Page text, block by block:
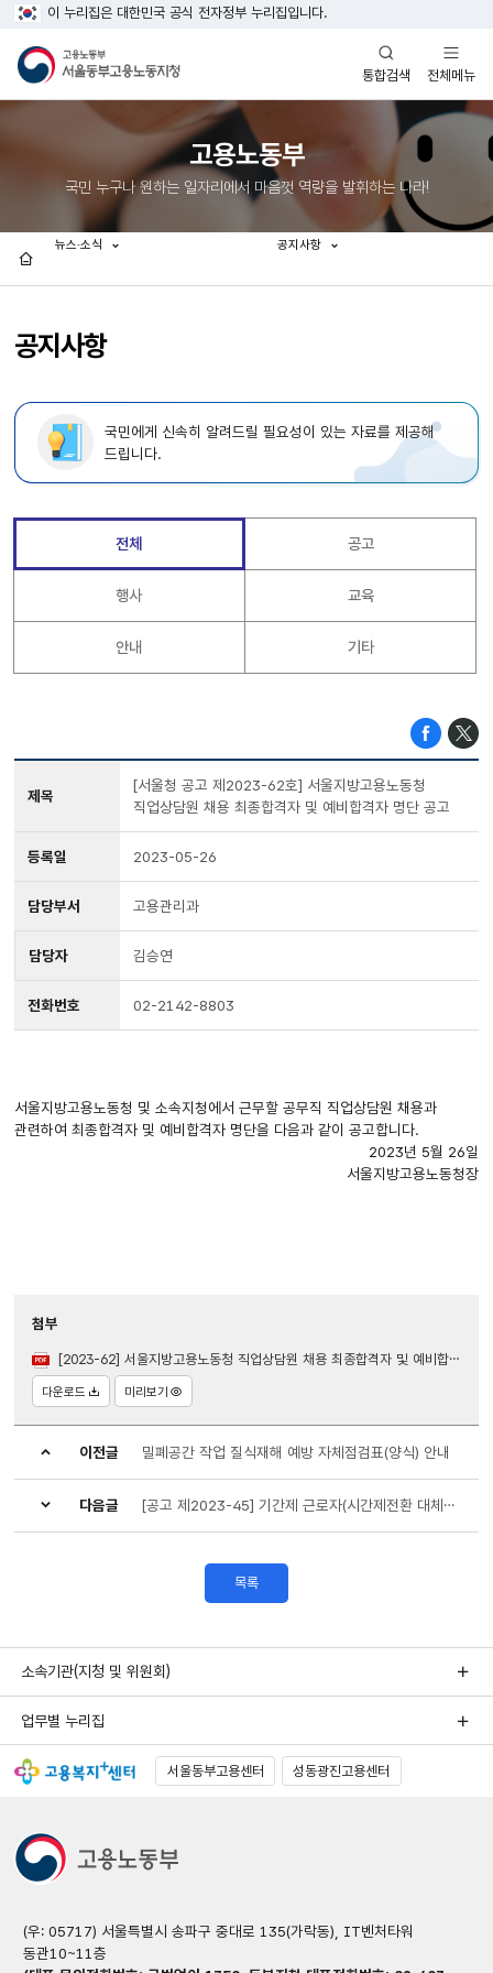
이 누리집은 대한민국 공식 전자정부 누리집입니다.
통합검색
열기
전체메뉴
열기
고용노동부
국민 누구나 원하는 일자리에서 마음껏 역량을 발휘하는 나라!
공지사항
뉴스·소식 공지사항
국민에게 신속히 알려드릴 필요성이 있는 자료를 제공해
드립니다.
전체 공고
행사 교육
안내 기타
제목
[서울청 공고 제2023-62호] 서울지방고용노동청
직업상담원 채용 최종합격자 및 예비합격자 명단 공고
등록일 2023-05-26
담당부서 고용관리과
담당자 김승연
전화번호 02-2142-8803
서울지방고용노동청 및 소속지청에서 근무할 공무직 직업상담원 채용과
관련하여 최종합격자 및 예비합격자 명단을 다음과 같이 공고합니다.
2023년 5월 26일
서울지방고용노동청장
첨부
[2023-62] 서울지방고용노동청 직업상담원 채용 최종합격자 및 예비합격자 명단 공고.pdf
다운로드 미리보기
이전글 밀폐공간 작업 질식재해 예방 자체점검표(양식) 안내
다음글 [공고 제2023-45] 기간제 근로자(시간제전환 대체인력) 채용공고
목록
소속기관(지청 및 위원회)
업무별 누리집
서울동부고용센터 성동광진고용센터
(우: 05717) 서울특별시 송파구 중대로 135(가락동), IT벤처타워
동관10~11층